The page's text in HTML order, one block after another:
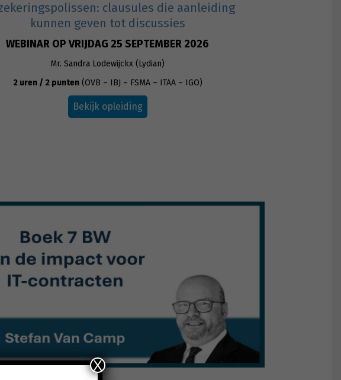
clausules die aanleiding
kunnen geven tot discussies
WEBINAR OP VRIJDAG 25 SEPTEMBER 2026
Mr. Sandra Lodewijckx (Lydian)
2 uren / 2 punten(OVB – IBJ – FSMA – ITAA – IGO)
Bekijk opleiding
X